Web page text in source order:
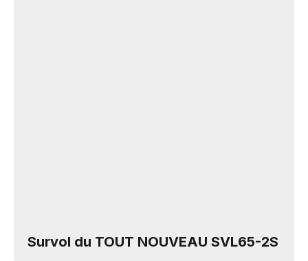
Survol du TOUT NOUVEAU SVL65-2S